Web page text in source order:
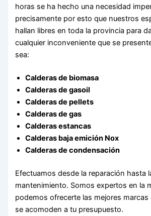
horas se ha hecho una necesidad
precisamente por esto que nuestros
hallan libres en toda la provincia para
cualquier inconveniente que se
sea:
Calderas de biomasa
Calderas de gasoil
Calderas de pellets
Calderas de gas
Calderas estancas
Calderas baja emición Nox
Calderas de condensación
Efectuamos desde la reparación hasta
mantenimiento. Somos expertos en la
podemos ofrecerte las mejores marcas
se acomoden a tu presupuesto.